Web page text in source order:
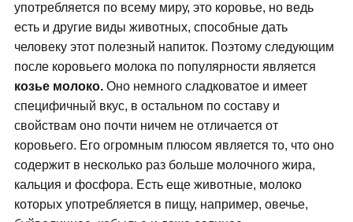
употребляется по всему миру, это коровье, но ведь
есть и другие виды животных, способные дать
человеку этот полезный напиток. Поэтому следующим
после коровьего молока по популярности является
козье молоко. Оно немного сладковатое и имеет
специфичный вкус, в остальном по составу и
свойствам оно почти ничем не отличается от
коровьего. Его огромным плюсом является то, что оно
содержит в несколько раз больше молочного жира,
кальция и фосфора. Есть еще животные, молоко
которых употребляется в пищу, например, овечье,